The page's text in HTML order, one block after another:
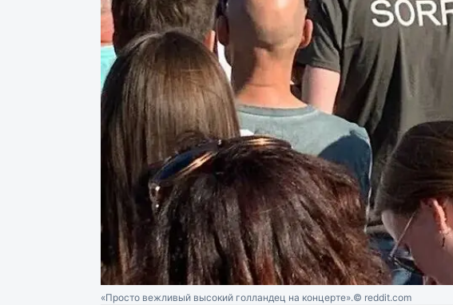
«Просто вежливый высокий голландец на концерте».© reddit.com